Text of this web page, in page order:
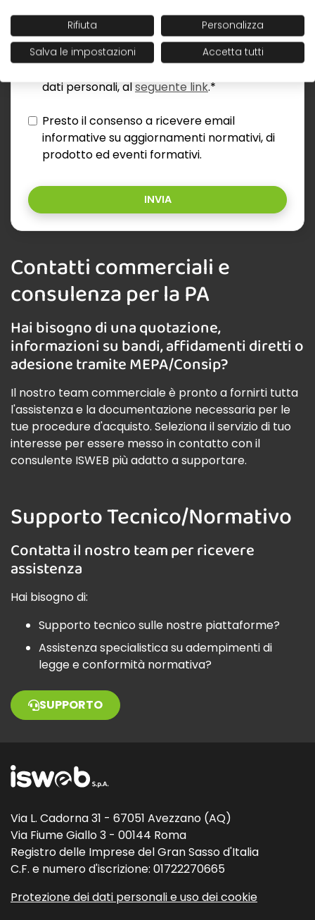
dati personali, alseguente link.*
Presto il consenso a ricevere email
informative su aggiornamenti normativi, di
prodotto ed eventi formativi.
INVIA
Contatti commerciali e
consulenza per la PA
Hai bisogno di una quotazione,
informazioni su bandi, affidamenti diretti o
adesione tramite MEPA/Consip?
Il nostro team commerciale è pronto a fornirti tutta
l'assistenza e la documentazione necessaria per le
tue procedure d'acquisto. Seleziona il servizio di tuo
interesse per essere messo in contatto con il
consulente ISWEB più adatto a supportare.
Supporto Tecnico/Normativo
Contatta il nostro team per ricevere
assistenza
Hai bisogno di:
Supporto tecnico sulle nostre piattaforme?
Assistenza specialistica su adempimenti di
legge e conformità normativa?
SUPPORTO
Via L. Cadorna 31 - 67051 Avezzano (AQ)
Via Fiume Giallo 3 - 00144 Roma
Registro delle Imprese del Gran Sasso d'Italia
C.F. e numero d'iscrizione: 01722270665
Protezione dei dati personali e uso dei cookie
Rifiuta
Personalizza
Salva le impostazioni
Accetta tutti